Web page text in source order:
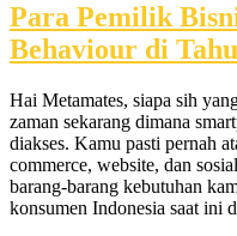
Para Pemilik
Behaviour di
Hai Metamates, siapa sih
zaman sekarang dimana
diakses. Kamu pasti pernah
commerce, website, dan
barang-barang kebutuhan
konsumen Indonesia saat ini